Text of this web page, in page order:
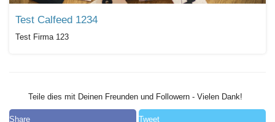
Test Calfeed 1234
Test Firma 123
Teile dies mit Deinen Freunden und Followern - Vielen Dank!
Share Tweet